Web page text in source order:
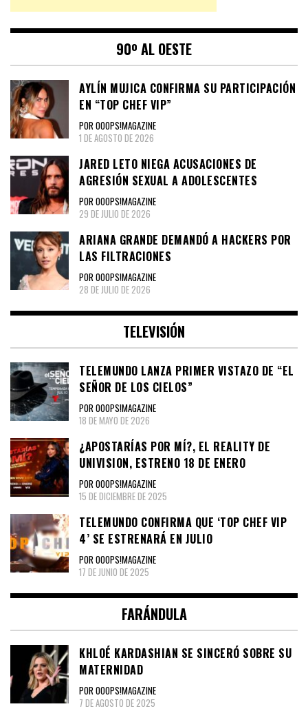
90º AL OESTE
AYLÍN MUJICA CONFIRMA SU PARTICIPACIÓN
EN “TOP CHEF VIP”
POR OOOPS!MAGAZINE
1 DE AGOSTO DE 2026
JARED LETO NIEGA ACUSACIONES DE
AGRESIÓN SEXUAL A ADOLESCENTES
POR OOOPS!MAGAZINE
29 DE JULIO DE 2026
ARIANA GRANDE DEMANDÓ A HACKERS POR
LAS FILTRACIONES
POR OOOPS!MAGAZINE
28 DE JULIO DE 2026
TELEVISIÓN
TELEMUNDO LANZA PRIMER VISTAZO DE “EL
SEÑOR DE LOS CIELOS”
POR OOOPS!MAGAZINE
18 DE MAYO DE 2026
¿APOSTARÍAS POR MÍ?, EL REALITY DE
UNIVISION, ESTRENO 18 DE ENERO
POR OOOPS!MAGAZINE
15 DE DICIEMBRE DE 2025
TELEMUNDO CONFIRMA QUE ‘TOP CHEF VIP
4’ SE ESTRENARÁ EN JULIO
POR OOOPS!MAGAZINE
17 DE JUNIO DE 2025
FARÁNDULA
KHLOÉ KARDASHIAN SE SINCERÓ SOBRE SU
MATERNIDAD
POR OOOPS!MAGAZINE
7 DE AGOSTO DE 2025